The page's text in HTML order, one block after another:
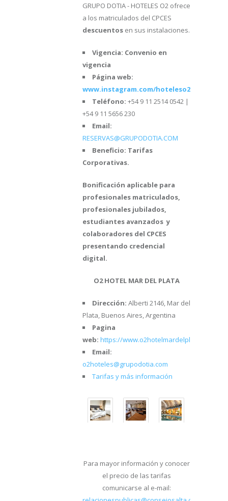
GRUPO DOTIA - HOTELES O2 ofrece
a los matriculados del CPCES
descuentos en sus instalaciones.
Vigencia: Convenio en
vigencia
Página web:
www.instagram.com/hoteleso2/
Teléfono: +54 9 11 2514 0542 |
+54 9 11 5656 230
Email:
RESERVAS@GRUPODOTIA.COM
Beneficio: Tarifas
Corporativas.
Bonificación aplicable para
profesionales matriculados,
profesionales jubilados,
estudiantes avanzados y
colaboradores del CPCES
presentando credencial
digital.
O2 HOTEL MAR DEL PLATA
Dirección: Alberti 2146, Mar del
Plata, Buenos Aires, Argentina
Pagina
web: https://www.o2hotelmardelplata.com/
Email:
o2hoteles@grupodotia.com
Tarifas y más información
Para mayor información y conocer
el precio de las tarifas
comunicarse al e-mail: